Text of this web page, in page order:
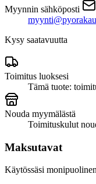
L/S
cottage
Myynnin sähköposti
Kysy saatavuutta
Toimitus luoksesi
Tämä tuote:
Nouda myymälästä
Toimituskulut
Maksutavat
Käytössäsi